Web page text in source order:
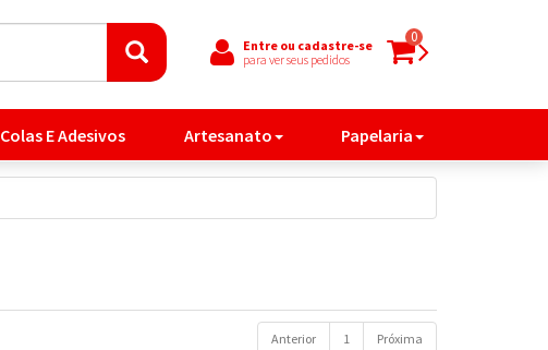
Entre ou cadastre-se
para ver seus pedidos
0
Colas E Adesivos Artesanato Papelaria
Anterior 1 Próxima